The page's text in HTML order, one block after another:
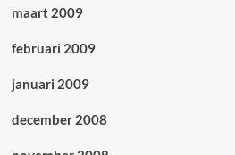
maart 2009
februari 2009
januari 2009
december 2008